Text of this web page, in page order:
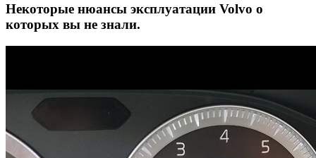
Некоторые нюансы эксплуатации Volvo о
которых вы не знали.